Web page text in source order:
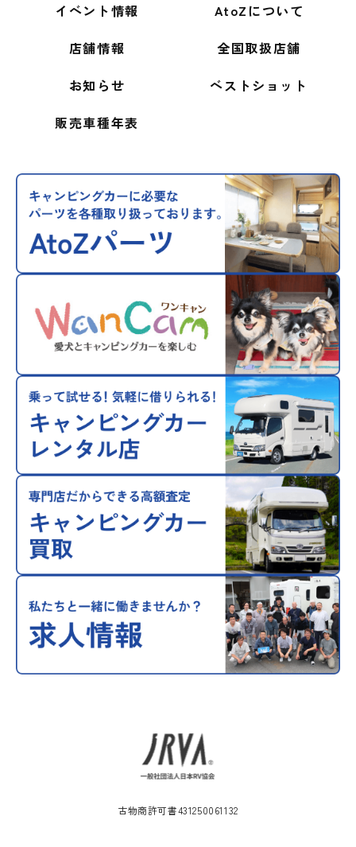
イベント情報
AtoZについて
店舗情報
全国取扱店舗
お知らせ
ベストショット
販売車種年表
古物商許可書431250061132